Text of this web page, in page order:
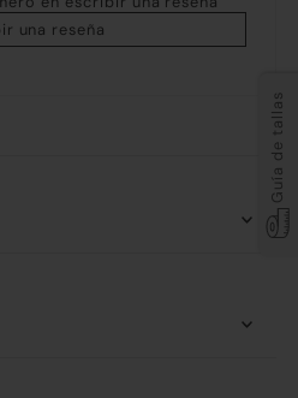
una reseña
Guía de tallas